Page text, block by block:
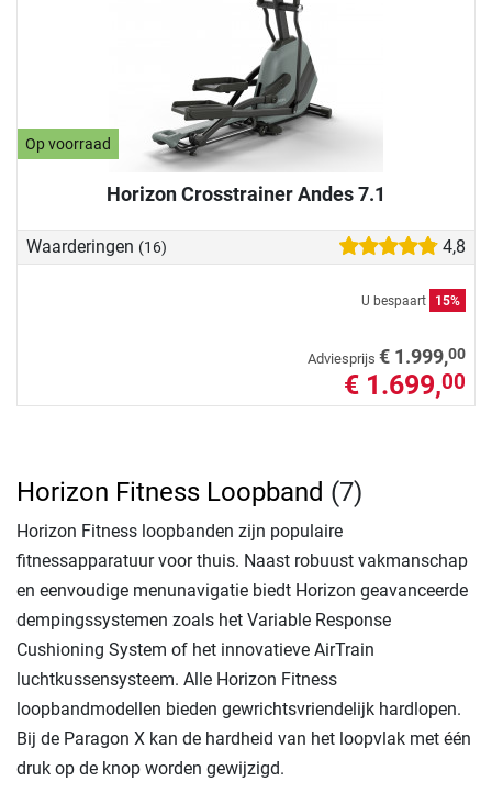
Op voorraad
Horizon Crosstrainer Andes 7.1
Waarderingen (16) 4,8
U bespaart 15%
Adviesprijs € 1.999,00
€ 1.699,00
Horizon Fitness Loopband (7)
Horizon Fitness loopbanden zijn populaire
fitnessapparatuur voor thuis. Naast robuust vakmanschap
en eenvoudige menunavigatie biedt Horizon geavanceerde
dempingssystemen zoals het Variable Response
Cushioning System of het innovatieve AirTrain
luchtkussensysteem. Alle Horizon Fitness
loopbandmodellen bieden gewrichtsvriendelijk hardlopen.
Bij de Paragon X kan de hardheid van het loopvlak met één
druk op de knop worden gewijzigd.